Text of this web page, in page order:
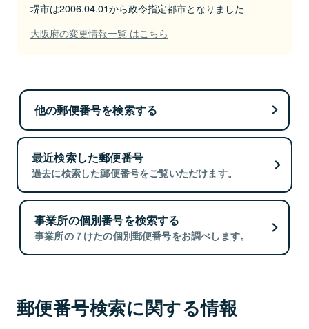
堺市は2006.04.01から政令指定都市となりました
大阪府の変更情報一覧 はこちら
他の郵便番号を検索する
最近検索した郵便番号
過去に検索した郵便番号をご覧いただけます。
事業所の個別番号を検索する
事業所の７けたの個別郵便番号をお調べします。
郵便番号検索に関する情報